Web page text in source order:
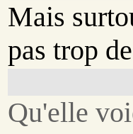
Mais
pas trop
Qu'elle